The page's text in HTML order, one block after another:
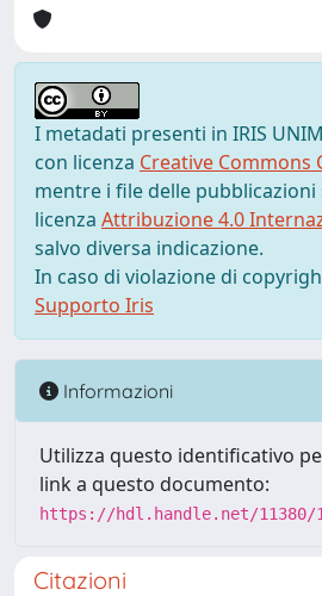
I metadati presenti in IRIS
con licenza Creative Commons
mentre i file delle
licenza Attribuzione 4.0
salvo diversa indicazione.
In caso di violazione di
Supporto Iris
Informazioni
Utilizza questo identificativo
link a questo documento:
https://hdl.handle.net/11380/
Citazioni